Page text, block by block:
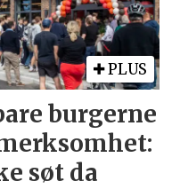
PLUS
burgerne
søt da